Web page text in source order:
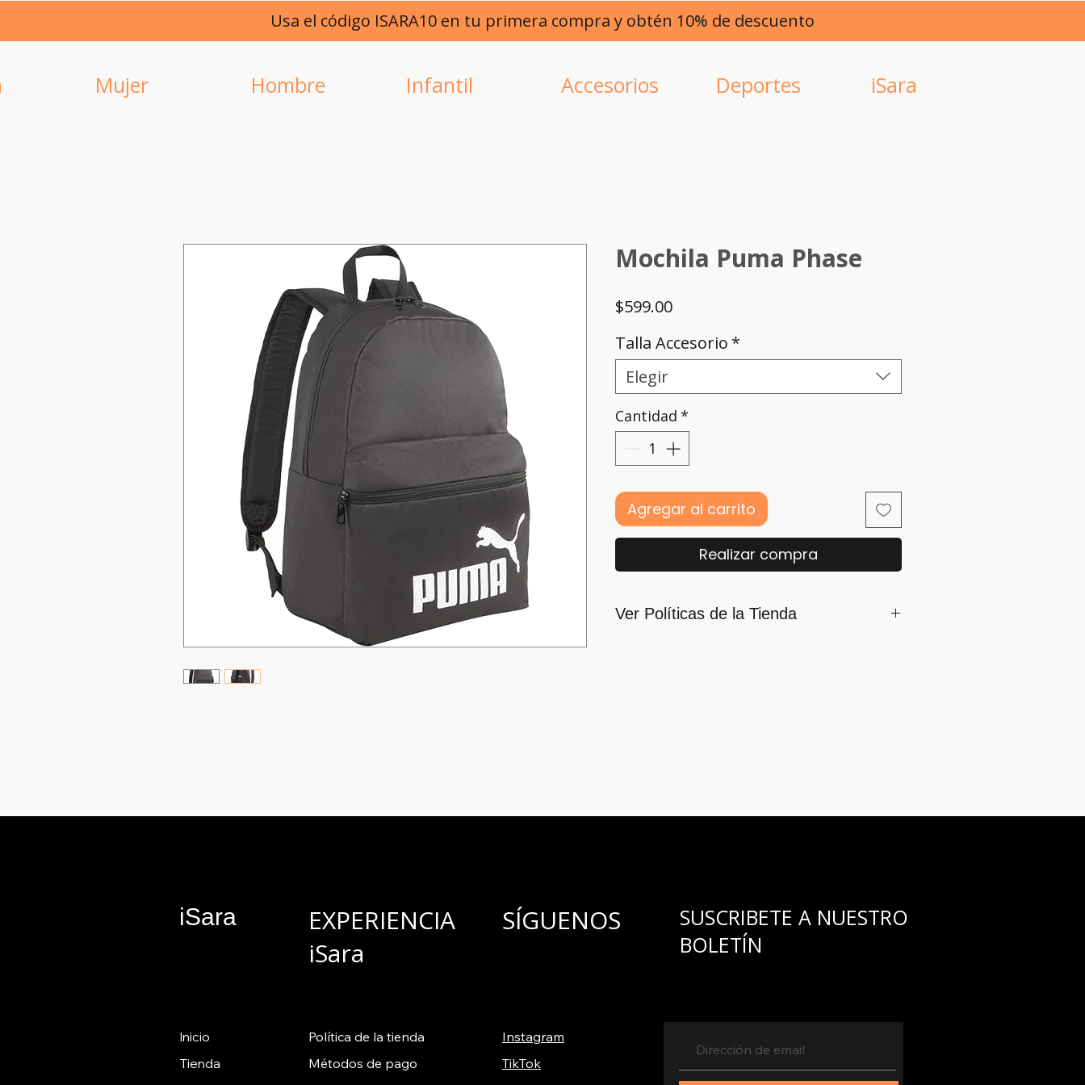
Usa el código ISARA10 en tu primera compra y obtén 10% de descuento
Mujer Hombre Infantil Accesorios Deportes iSara
Mochila Puma Phase
$599.00Precio
Talla Accesorio *
Elegir
Cantidad *
Agregar al carrito
Realizar compra
Ver Políticas de la Tienda
iSara
EXPERIENCIA
iSara
SÍGUENOS
SUSCRIBETE A NUESTRO
BOLETÍN
Inicio
Tienda
Política de la tienda
Métodos de pago
Instagram
TikTok